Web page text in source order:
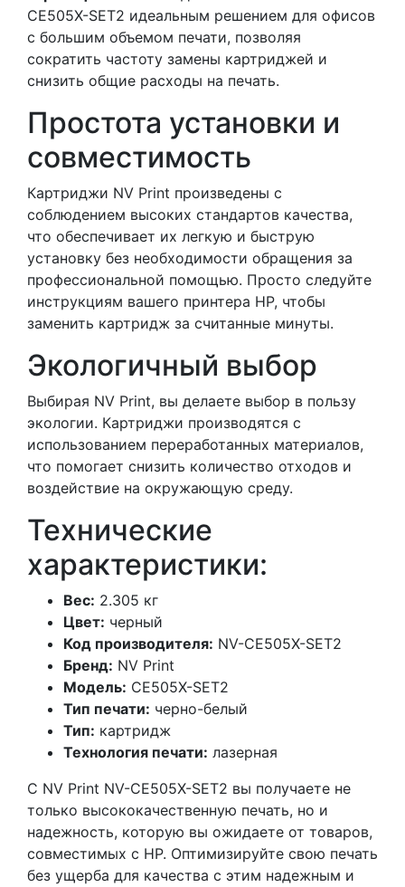
CE505X-SET2 идеальным решением для офисов
с большим объемом печати, позволяя
сократить частоту замены картриджей и
снизить общие расходы на печать.
Простота установки и
совместимость
Картриджи NV Print произведены с
соблюдением высоких стандартов качества,
что обеспечивает их легкую и быструю
установку без необходимости обращения за
профессиональной помощью. Просто следуйте
инструкциям вашего принтера HP, чтобы
заменить картридж за считанные минуты.
Экологичный выбор
Выбирая NV Print, вы делаете выбор в пользу
экологии. Картриджи производятся с
использованием переработанных материалов,
что помогает снизить количество отходов и
воздействие на окружающую среду.
Технические
характеристики:
Вес: 2.305 кг
Цвет: черный
Код производителя: NV-CE505X-SET2
Бренд: NV Print
Модель: CE505X-SET2
Тип печати: черно-белый
Тип: картридж
Технология печати: лазерная
С NV Print NV-CE505X-SET2 вы получаете не
только высококачественную печать, но и
надежность, которую вы ожидаете от товаров,
совместимых с HP. Оптимизируйте свою печать
без ущерба для качества с этим надежным и